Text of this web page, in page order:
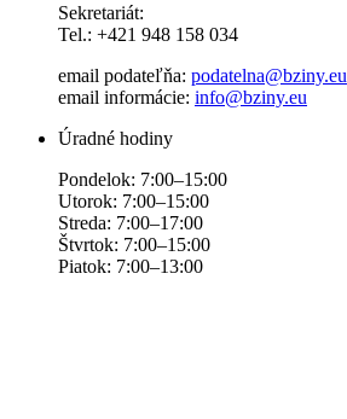
Sekretariát:
Tel.: +421 948 158 034
email podateľňa: podatelna@bziny.eu
email informácie: info@bziny.eu
Úradné hodiny
Pondelok: 7:00–15:00
Utorok: 7:00–15:00
Streda: 7:00–17:00
Štvrtok: 7:00–15:00
Piatok: 7:00–13:00